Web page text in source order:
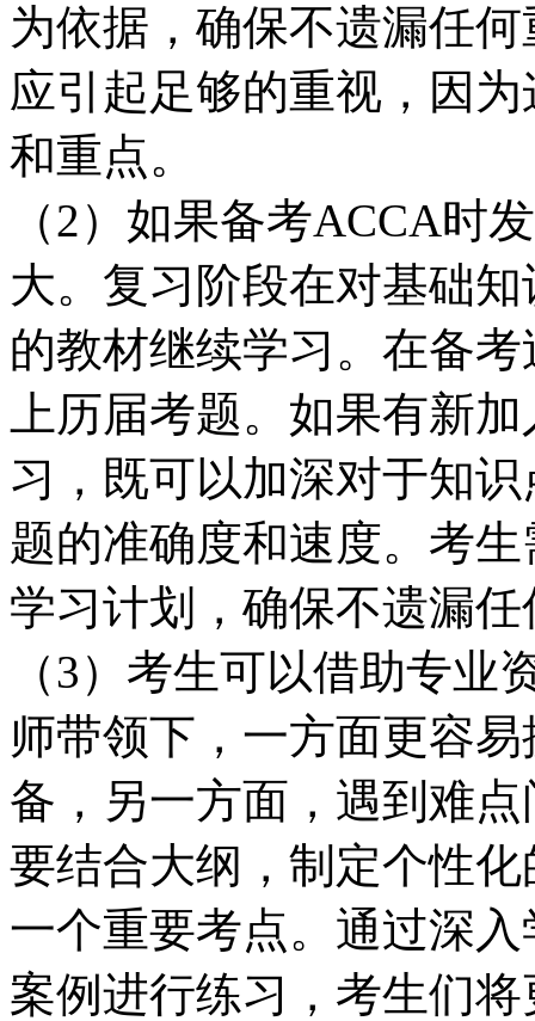
为依据，确保不遗漏任
应引起足够的重视，因
和重点。
（2）如果备考ACCA时
大。复习阶段在对基础
的教材继续学习。在备
上历届考题。如果有新
习，既可以加深对于知
题的准确度和速度。考
学习计划，确保不遗漏
（3）考生可以借助专
师带领下，一方面更容
备，另一方面，遇到难
要结合大纲，制定个性
一个重要考点。通过深
案例进行练习，考生们